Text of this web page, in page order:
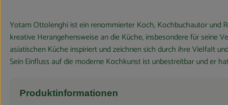
Yotam Ottolenghi ist ein renommierter Koch, Kochbuchautor und
kreative Herangehensweise an die Küche, insbesondere für seine
asiatischen Küche inspiriert und zeichnen sich durch ihre Vielfalt
Sein Einfluss auf die moderne Kochkunst ist unbestreitbar und er
Produktinformationen